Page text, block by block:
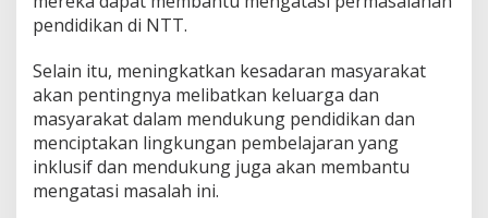
pendidikan di NTT.
Selain itu, meningkatkan kesadaran masyarakat
akan pentingnya melibatkan keluarga dan
masyarakat dalam mendukung pendidikan dan
menciptakan lingkungan pembelajaran yang
inklusif dan mendukung juga akan membantu
mengatasi masalah ini.